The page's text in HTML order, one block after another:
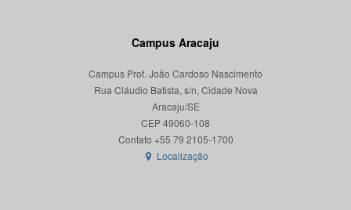
Campus Aracaju
Campus Prof. João Cardoso Nascimento
Rua Cláudio Batista, s/n, Cidade Nova
Aracaju/SE
CEP 49060-108
Localização